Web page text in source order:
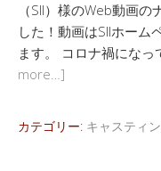
（SII）様のWeb動画
した！動画はSIIホーム
ます。 コロナ禍にな
more…]
カテゴリー: キャスティ